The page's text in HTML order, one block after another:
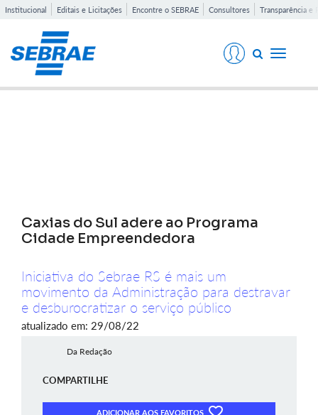
Institucional Editais e Licitações Encontre o SEBRAE Consultores Transparência e
Toggle
Caxias do Sul adere ao Programa
Cidade Empreendedora
Iniciativa do Sebrae RS é mais um
movimento da Administração para destravar
e desburocratizar o serviço público
atualizado em: 29/08/22
Da Redação
COMPARTILHE
ADICIONAR AOS FAVORITOS